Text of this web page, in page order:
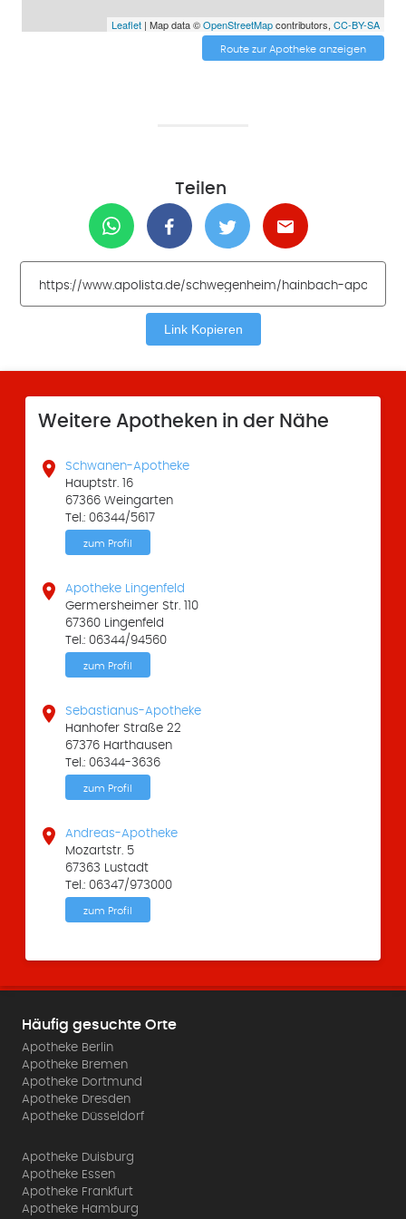
Leaflet| Map data ©OpenStreetMapcontributors, CC-BY-SA
Route zur Apotheke anzeigen
Teilen
Link Kopieren
Weitere Apotheken in der Nähe

Schwanen-Apotheke
Hauptstr. 16
67366 Weingarten
Tel.: 06344/5617
zum Profil

Apotheke Lingenfeld
Germersheimer Str. 110
67360 Lingenfeld
Tel.: 06344/94560
zum Profil

Sebastianus-Apotheke
Hanhofer Straße 22
67376 Harthausen
Tel.: 06344-3636
zum Profil

Andreas-Apotheke
Mozartstr. 5
67363 Lustadt
Tel.: 06347/973000
zum Profil
Häufig gesuchte Orte
Apotheke Berlin
Apotheke Bremen
Apotheke Dortmund
Apotheke Dresden
Apotheke Düsseldorf
Apotheke Duisburg
Apotheke Essen
Apotheke Frankfurt
Apotheke Hamburg